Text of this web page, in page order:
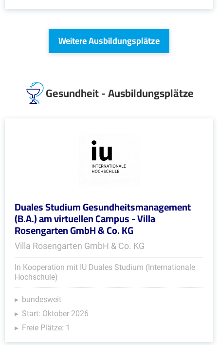
Weitere Ausbildungsplätze
Gesundheit - Ausbildungsplätze
Duales Studium Gesundheitsmanagement
(B.A.) am virtuellen Campus - Villa
Rosengarten GmbH & Co. KG
Villa Rosengarten GmbH & Co. KG
In Kooperation mit IU Duales Studium (Internationale
Hochschule)
bundesweit
Start: Oktober 2026
Freie Plätze: 1